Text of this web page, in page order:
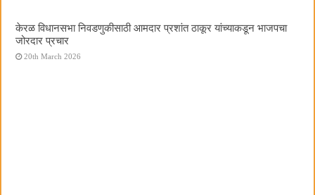
केरळ विधानसभा निवडणुकीसाठी आमदार प्रशांत ठाकूर यांच्याकडून भाजपचा
जोरदार प्रचार
20th March 2026